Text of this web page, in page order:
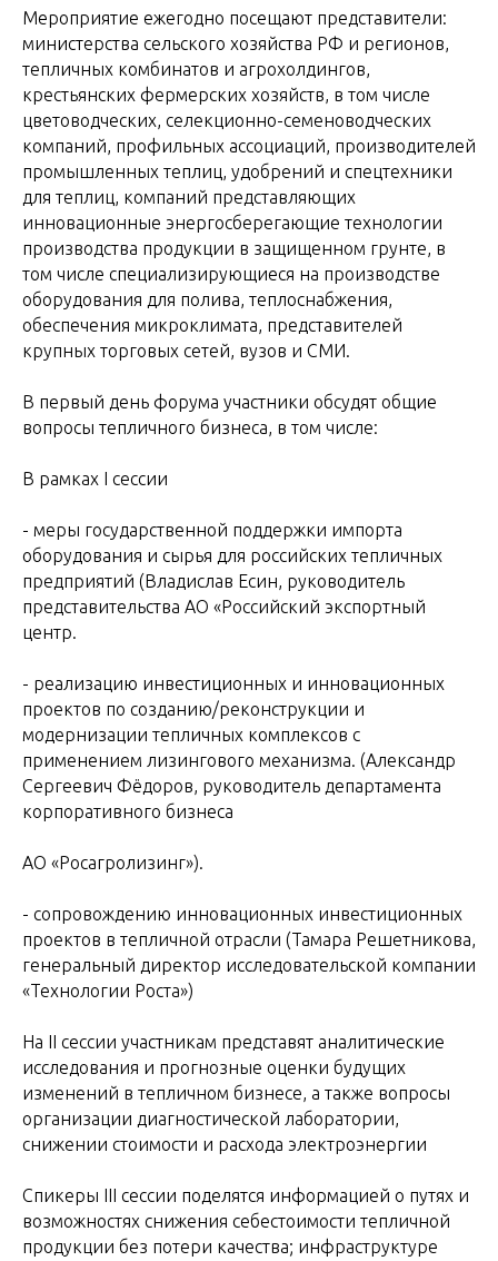
Мероприятие ежегодно посещают представители:
министерства сельского хозяйства РФ и регионов,
тепличных комбинатов и агрохолдингов,
крестьянских фермерских хозяйств, в том числе
цветоводческих, селекционно-семеноводческих
компаний, профильных ассоциаций, производителей
промышленных теплиц, удобрений и спецтехники
для теплиц, компаний представляющих
инновационные энергосберегающие технологии
производства продукции в защищенном грунте, в
том числе специализирующиеся на производстве
оборудования для полива, теплоснабжения,
обеспечения микроклимата, представителей
крупных торговых сетей, вузов и СМИ.
В первый день форума участники обсудят общие
вопросы тепличного бизнеса, в том числе:
В рамках I сессии
- меры государственной поддержки импорта
оборудования и сырья для российских тепличных
предприятий (Владислав Есин, руководитель
представительства АО «Российский экспортный
центр.
- реализацию инвестиционных и инновационных
проектов по созданию/реконструкции и
модернизации тепличных комплексов с
применением лизингового механизма. (Александр
Сергеевич Фёдоров, руководитель департамента
корпоративного бизнеса
АО «Росагролизинг»).
- сопровождению инновационных инвестиционных
проектов в тепличной отрасли (Тамара Решетникова,
генеральный директор исследовательской компании
«Технологии Роста»)
На II сессии участникам представят аналитические
исследования и прогнозные оценки будущих
изменений в тепличном бизнесе, а также вопросы
организации диагностической лаборатории,
снижении стоимости и расхода электроэнергии
Спикеры III сессии поделятся информацией о путях и
возможностях снижения себестоимости тепличной
продукции без потери качества; инфраструктуре